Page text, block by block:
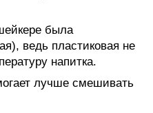
была
ведь пластиковая не
напитка.
лучше смешивать